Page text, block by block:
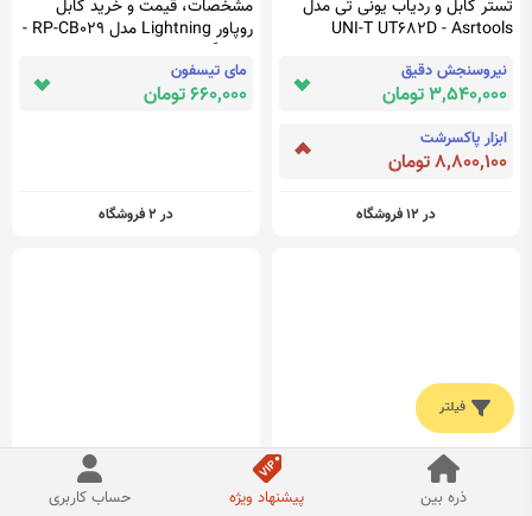
تستر کابل و ردیاب یونی تی مدل
UNI-T UT682D - Asrtools
نیروسنجش دقیق
3,540,000 تومان
ابزار پاکسرشت
8,800,100 تومان
در 12 فروشگاه
مشخصات، قیمت و خرید کابل
روپاور Lightning مدل RP-CB029 -
فروشگاه اینترنتی مای تیسفون
مای تیسفون
660,000 تومان
در 2 فروشگاه
قیمت، خرید و مشخصات کابل شارژ
آیفون 7 اپل یو اس بی به لایتنینگ
سامسونگ - فروشگاه فراسیستم
فیلتر
ذره بین پیشنهاد ویژه حساب کاربری